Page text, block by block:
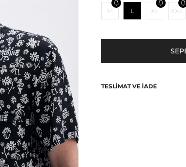
M L XL XXL
TESLIMAT VE İADE